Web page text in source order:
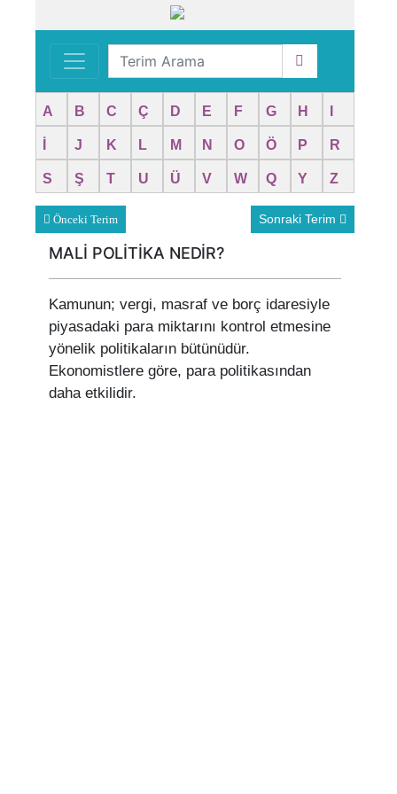
A B C Ç D E F G H
J K L M N O Ö P R
S Ş T U Ü V W Q Y Z
Önceki Terim Sonraki Terim
MALİ POLİTİKA NEDİR?
Kamunun; vergi, masraf ve borç idaresiyle
piyasadaki para miktarını kontrol etmesine
yönelik politikaların bütünüdür.
Ekonomistlere göre, para politikasından
daha etkilidir.